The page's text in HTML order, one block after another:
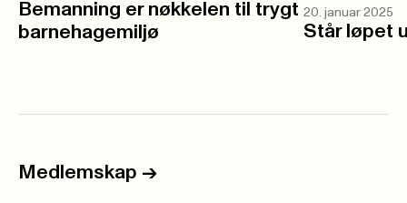
Bemanning er nøkkelen til trygt
barnehagemiljø
20. januar 2025
Står løpet
Medlemskap ->